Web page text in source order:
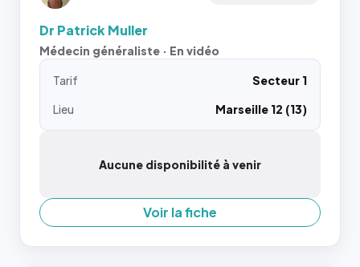
Dr Patrick Muller
Médecin généraliste · En vidéo
Tarif
Secteur 1
Lieu
Marseille 12 (13)
Aucune disponibilité à venir
Voir la fiche